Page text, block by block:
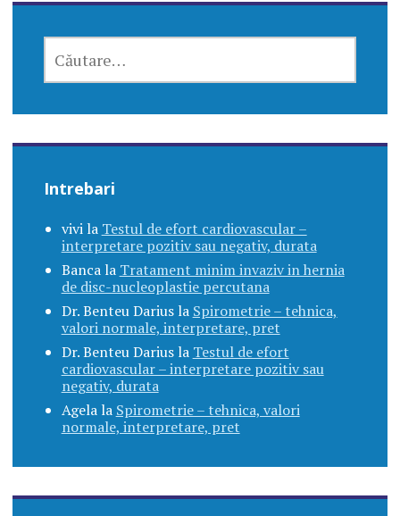
DUPĂ:
Intrebari
vivila Testul de efort cardiovascular –
interpretare pozitiv sau negativ, durata
Bancala Tratament minim invaziv in hernia
de disc-nucleoplastie percutana
Dr. Benteu Dariusla Spirometrie – tehnica,
valori normale, interpretare, pret
Dr. Benteu Dariusla Testul de efort
cardiovascular – interpretare pozitiv sau
negativ, durata
Agelala Spirometrie – tehnica, valori
normale, interpretare, pret